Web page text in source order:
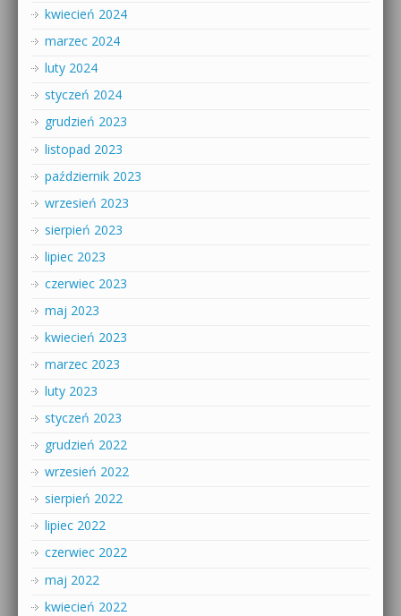
kwiecień 2024
marzec 2024
luty 2024
styczeń 2024
grudzień 2023
listopad 2023
październik 2023
wrzesień 2023
sierpień 2023
lipiec 2023
czerwiec 2023
maj 2023
kwiecień 2023
marzec 2023
luty 2023
styczeń 2023
grudzień 2022
wrzesień 2022
sierpień 2022
lipiec 2022
czerwiec 2022
maj 2022
kwiecień 2022